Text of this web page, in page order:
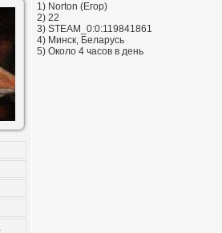
1) Norton (Егор)
2) 22
3) STEAM_0:0:119841861
4) Минск, Беларусь
5) Около 4 часов в день